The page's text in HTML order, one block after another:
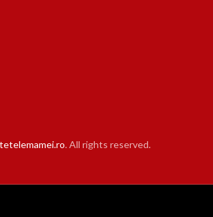
. All rights reserved.